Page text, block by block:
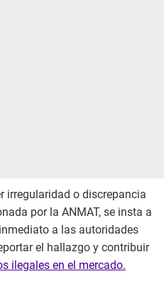
irregularidad o discrepancia
por la ANMAT, se insta a
a las autoridades
el hallazgo y contribuir
ilegales en el mercado.